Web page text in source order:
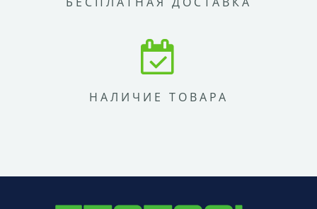
НАЛИЧИЕ ТОВАРА